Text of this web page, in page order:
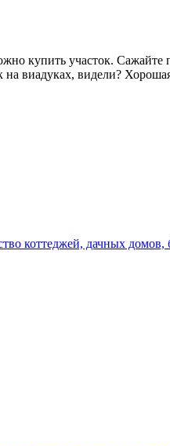
купить участок.
виадуках, видели?
коттеджей, дачных домов,